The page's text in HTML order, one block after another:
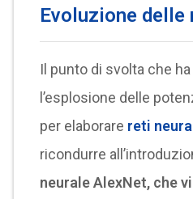
Evoluzione delle
Il punto di svolta che
l’esplosione delle
per elaborare reti
ricondurre
neurale AlexNet, che